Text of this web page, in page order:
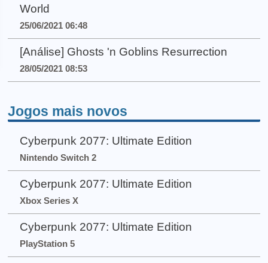
World
25/06/2021 06:48
[Análise] Ghosts 'n Goblins Resurrection
28/05/2021 08:53
Jogos mais novos
Cyberpunk 2077: Ultimate Edition
Nintendo Switch 2
Cyberpunk 2077: Ultimate Edition
Xbox Series X
Cyberpunk 2077: Ultimate Edition
PlayStation 5